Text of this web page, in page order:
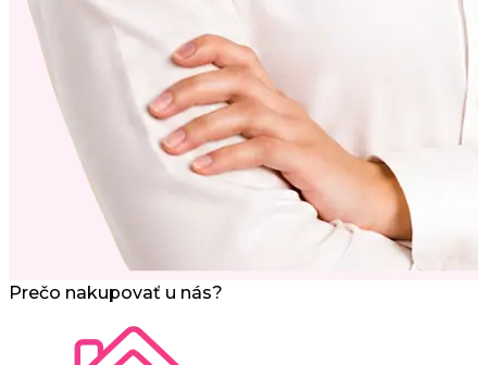
Prečo nakupovať u nás?